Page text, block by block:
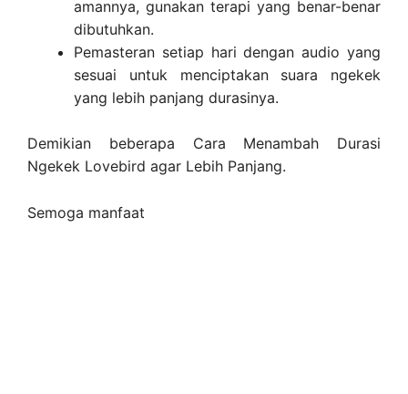
amannya, gunakan terapi yang benar-benar
dibutuhkan.
Pemasteran setiap hari dengan audio yang
sesuai untuk menciptakan suara ngekek
yang lebih panjang durasinya.
Demikian beberapa Cara Menambah Durasi
Ngekek Lovebird agar Lebih Panjang.
Semoga manfaat